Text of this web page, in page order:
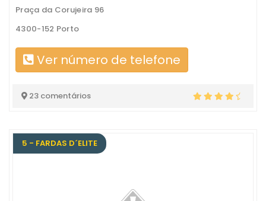
Praça da Corujeira 96
4300-152 Porto
Ver número de telefone
23 comentários
5 - FARDAS D´ELITE